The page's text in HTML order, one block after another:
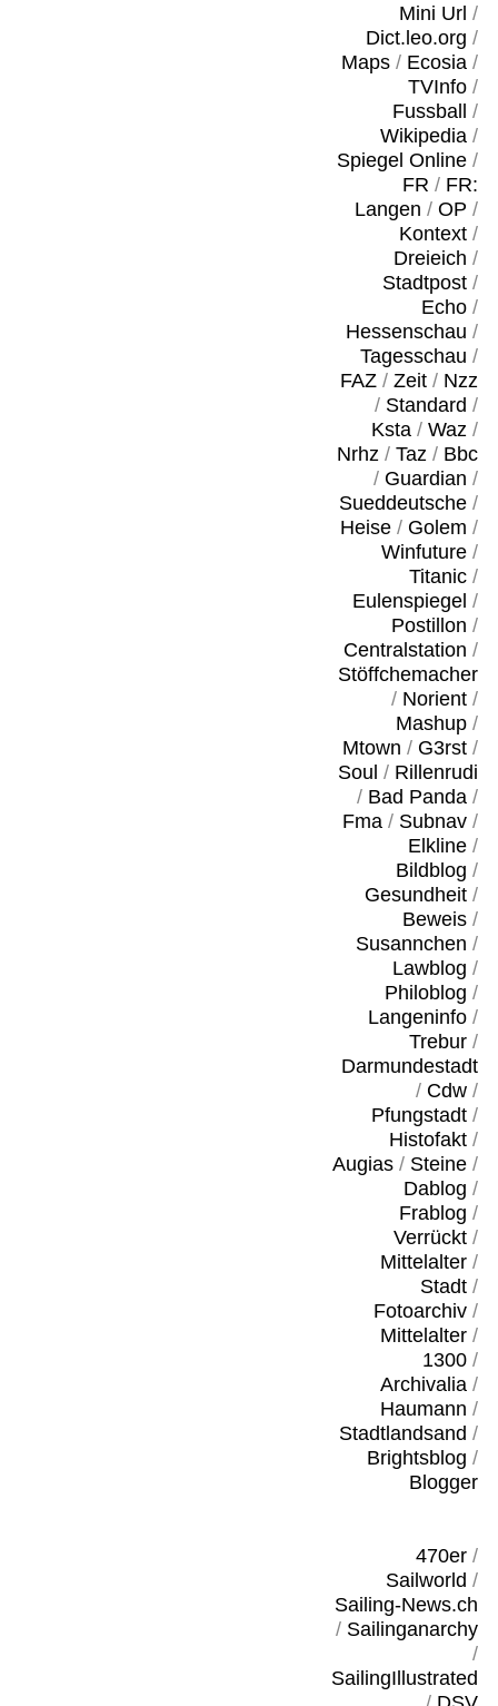
Mini Url /
Dict.leo.org /
Maps/ Ecosia/
TVInfo/
Fussball
/
Wikipedia/
Spiegel Online/
FR / FR:
Langen / OP /
Kontext/
Dreieich /
Stadtpost/
Echo/
Hessenschau /
Tagesschau /
FAZ/ Zeit/ Nzz
/ Standard /
Ksta/ Waz/
Nrhz/ Taz/ Bbc
/ Guardian /
Sueddeutsche/
Heise/ Golem /
Winfuture/
Titanic/
Eulenspiegel /
Postillon /
Centralstation /
Stöffchemacher
/ Norient/
Mashup/
Mtown / G3rst/
Soul / Rillenrudi
/ Bad Panda/
Fma/ Subnav/
Elkline/
Bildblog /
Gesundheit/
Beweis/
Susannchen /
Lawblog /
Philoblog /
Langeninfo/
Trebur/
Darmundestadt
/ Cdw/
Pfungstadt/
Histofakt/
Augias/ Steine/
Dablog /
Frablog /
Verrückt/
Mittelalter/
Stadt/
Fotoarchiv/
Mittelalter/
1300/
Archivalia/
Haumann /
Stadtlandsand /
Brightsblog /
Blogger
470er/
Sailworld /
Sailing-News.ch
/ Sailinganarchy
/
SailingIllustrated